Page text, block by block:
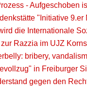
- Aufgeschoben
"Initiative 9.er
die Internationale
Razzia im UJZ
bribery,
in Freiburger
gegen den